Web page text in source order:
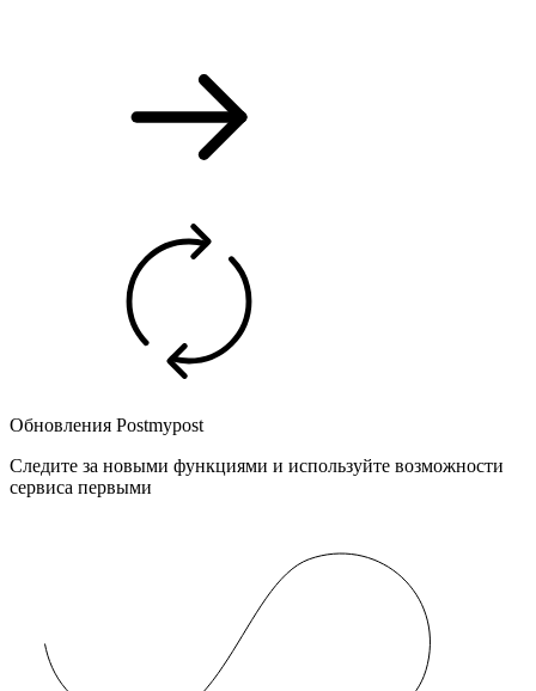
Обновления Postmypost
Следите за новыми функциями и используйте возможности
сервиса первыми